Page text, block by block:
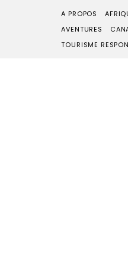
A PROPOS
AVENTURES
TOURISME